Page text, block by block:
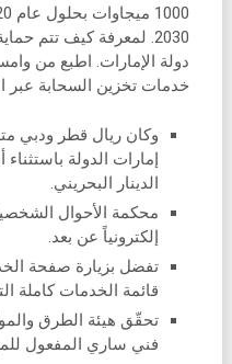
2030. لمعرفة كيف تتم
دولة الإمارات. اطبع من
خدمات تخزين السحابة عبر
إمارات الدولة
الدينار البحريني.
​محكمة الأحوال
إلكترونياً عن بعد.
تفضل بزيارة صفحة
قائمة الخدمات كاملة
تحقّق هيئة الطرق
فني ساري المفعول